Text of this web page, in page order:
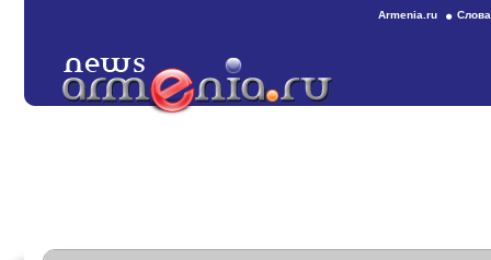
Armenia.ru